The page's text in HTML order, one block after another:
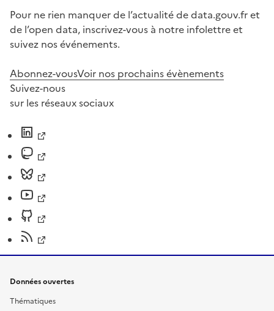
Pour ne rien manquer de l’actualité de data.gouv.fr et
de l’open data, inscrivez-vous à notre infolettre et
suivez nos événements.
Abonnez-vousVoir nos prochains évènements
Suivez-nous
sur les réseaux sociaux
Données ouvertes
Thématiques